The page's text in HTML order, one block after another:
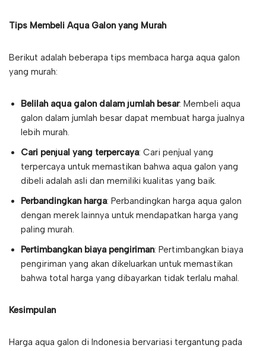
Tips Membeli Aqua Galon yang Murah
Berikut adalah beberapa tips membaca harga aqua galon
yang murah:
Belilah aqua galon dalam jumlah besar: Membeli aqua
galon dalam jumlah besar dapat membuat harga jualnya
lebih murah.
Cari penjual yang terpercaya: Cari penjual yang
terpercaya untuk memastikan bahwa aqua galon yang
dibeli adalah asli dan memiliki kualitas yang baik.
Perbandingkan harga: Perbandingkan harga aqua galon
dengan merek lainnya untuk mendapatkan harga yang
paling murah.
Pertimbangkan biaya pengiriman: Pertimbangkan biaya
pengiriman yang akan dikeluarkan untuk memastikan
bahwa total harga yang dibayarkan tidak terlalu mahal.
Kesimpulan
Harga aqua galon di Indonesia bervariasi tergantung pada